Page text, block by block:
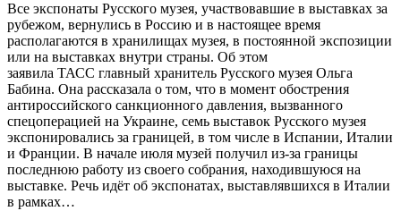
Все экспонаты Русского музея, участвовавшие в выставках за
рубежом, вернулись в Россию и в настоящее время
располагаются в хранилищах музея, в постоянной экспозиции
или на выставках внутри страны. Об этом
заявила ТАСС главный хранитель Русского музея Ольга
Бабина. Она рассказала о том, что в момент обострения
антироссийского санкционного давления, вызванного
спецоперацией на Украине, семь выставок Русского музея
экспонировались за границей, в том числе в Испании, Италии
и Франции. В начале июля музей получил из-за границы
последнюю работу из своего собрания, находившуюся на
выставке. Речь идёт об экспонатах, выставлявшихся в Италии
в рамках…